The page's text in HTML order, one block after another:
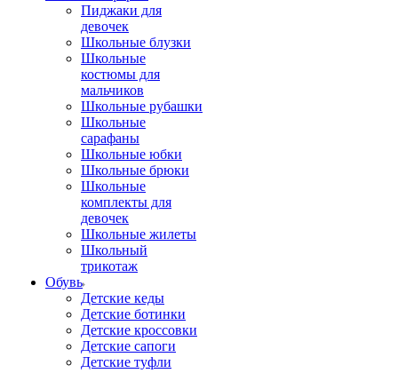
Пиджаки для
девочек
Школьные блузки
Школьные
костюмы для
мальчиков
Школьные рубашки
Школьные
сарафаны
Школьные юбки
Школьные брюки
Школьные
комплекты для
девочек
Школьные жилеты
Школьный
трикотаж
Обувь
Детские кеды
Детские ботинки
Детские кроссовки
Детские сапоги
Детские туфли